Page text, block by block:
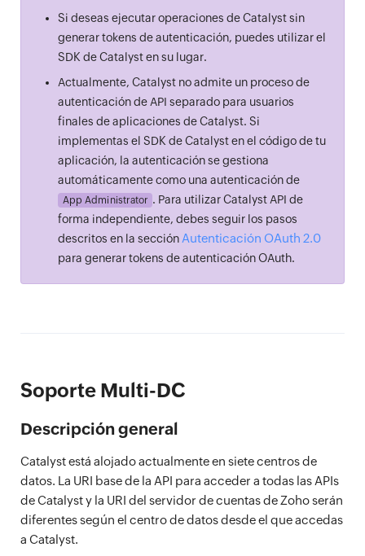
Si deseas ejecutar operaciones de Catalyst sin
generar tokens de autenticación, puedes utilizar el
SDK de Catalyst en su lugar.
Actualmente, Catalyst no admite un proceso de
autenticación de API separado para usuarios
finales de aplicaciones de Catalyst. Si
implementas el SDK de Catalyst en el código de tu
aplicación, la autenticación se gestiona
automáticamente como una autenticación de
App Administrator . Para utilizar Catalyst API de
forma independiente, debes seguir los pasos
descritos en la sección Autenticación OAuth 2.0
para generar tokens de autenticación OAuth.
Soporte Multi-DC
Descripción general
Catalyst está alojado actualmente en siete centros de
datos. La URI base de la API para acceder a todas las APIs
de Catalyst y la URI del servidor de cuentas de Zoho serán
diferentes según el centro de datos desde el que accedas
a Catalyst.